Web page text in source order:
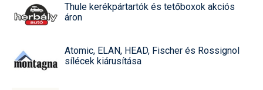
Thule kerékpártartók és tetőboxok akciós
áron
Atomic, ELAN, HEAD, Fischer és Rossignol
sílécek kiárusítása